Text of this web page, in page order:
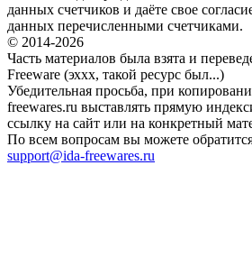
данных счетчиков и даёте свое
данных перечисленными счетчиками.
© 2014-2026
Часть материалов была взята и
Freeware (эххх, такой ресурс был...)
Убедительная просьба, при
freewares.ru выставлять прямую
ссылку на сайт или на конкретный
По всем вопросам вы можете
support@ida-freewares.ru